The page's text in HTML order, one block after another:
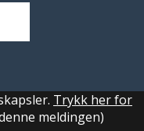
Trykk her for
meldingen)